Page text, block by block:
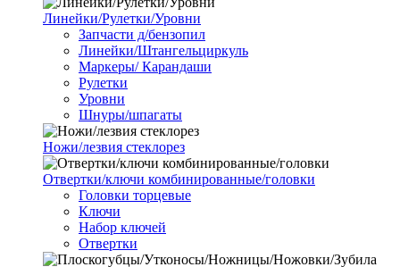
Линейки/Рулетки/Уровни
Запчасти д/бензопил
Линейки/Штангельциркуль
Маркеры/ Карандаши
Рулетки
Уровни
Шнуры/шпагаты
Ножи/лезвия стеклорез
Отвертки/ключи комбинированные/головки
Головки торцевые
Ключи
Набор ключей
Отвертки